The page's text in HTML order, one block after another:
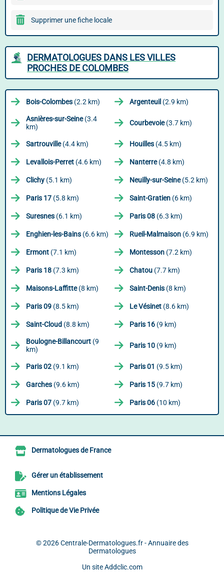
Supprimer une fiche locale
DERMATOLOGUES DANS LES VILLES
PROCHES DE COLOMBES
Bois-Colombes (2.2 km) Argenteuil (2.9 km)
Asnières-sur-Seine(3.4
km)
Courbevoie(3.7 km)
Sartrouville(4.4 km) Houilles (4.5 km)
Levallois-Perret (4.6 km) Nanterre(4.8 km)
Clichy (5.1 km) Neuilly-sur-Seine(5.2 km)
Paris 17 (5.8 km) Saint-Gratien (6 km)
Suresnes (6.1 km) Paris 08 (6.3 km)
Enghien-les-Bains (6.6 km) Rueil-Malmaison (6.9 km)
Ermont (7.1 km) Montesson (7.2 km)
Paris 18 (7.3 km) Chatou (7.7 km)
Maisons-Laffitte(8 km) Saint-Denis (8 km)
Paris 09 (8.5 km) Le Vésinet (8.6 km)
Saint-Cloud (8.8 km) Paris 16 (9 km)
Boulogne-Billancourt (9
km)
Paris 10 (9 km)
Paris 02 (9.1 km) Paris 01 (9.5 km)
Garches (9.6 km) Paris 15 (9.7 km)
Paris 07 (9.7 km) Paris 06 (10 km)
Dermatologues de France
Gérer un établissement
Mentions Légales
Politique de Vie Privée
© 2026 Centrale-Dermatologues.fr - Annuaire des
Dermatologues
Un site Addclic.com